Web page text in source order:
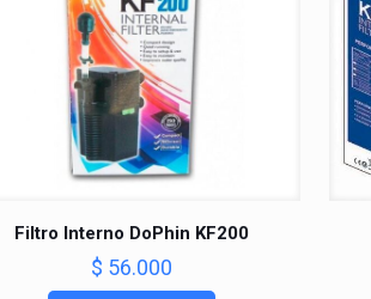
Filtro Interno DoPhin KF200
$ 56.000